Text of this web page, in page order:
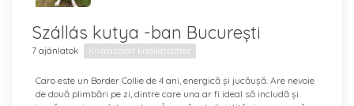
Szállás kutya -ban București
7 ajánlatok Kiválasztott kisállatszitter
Caro este un Border Collie de 4 ani, energică și jucăușă. Are nevoie
de două plimbări pe zi, dintre care una ar fi ideal să includă și